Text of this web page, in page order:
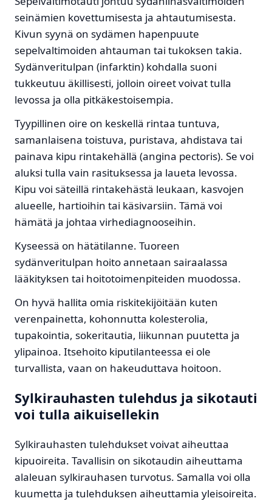
seinämien kovettumisesta ja ahtautumisesta.
Kivun syynä on sydämen hapenpuute
sepelvaltimoiden ahtauman tai tukoksen takia.
Sydänveritulpan (infarktin) kohdalla suoni
tukkeutuu äkillisesti, jolloin oireet voivat tulla
levossa ja olla pitkäkestoisempia.
Tyypillinen oire on keskellä rintaa tuntuva,
samanlaisena toistuva, puristava, ahdistava tai
painava kipu rintakehällä (angina pectoris). Se voi
aluksi tulla vain rasituksessa ja laueta levossa.
Kipu voi säteillä rintakehästä leukaan, kasvojen
alueelle, hartioihin tai käsivarsiin. Tämä voi
hämätä ja johtaa virhediagnooseihin.
Kyseessä on hätätilanne. Tuoreen
sydänveritulpan hoito annetaan sairaalassa
lääkityksen tai hoitotoimenpiteiden muodossa.
On hyvä hallita omia riskitekijöitään kuten
verenpainetta, kohonnutta kolesterolia,
tupakointia, sokeritautia, liikunnan puutetta ja
ylipainoa. Itsehoito kiputilanteessa ei ole
turvallista, vaan on hakeuduttava hoitoon.
Sylkirauhasten tulehdus ja sikotauti
voi tulla aikuisellekin
Sylkirauhasten tulehdukset voivat aiheuttaa
kipuoireita. Tavallisin on sikotaudin aiheuttama
alaleuan sylkirauhasen turvotus. Samalla voi olla
kuumetta ja tulehduksen aiheuttamia yleisoireita.